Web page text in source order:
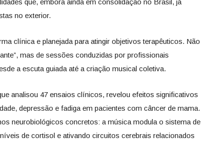
no exterior.
clínica e planejada para atingir objetivos terapêuticos. Não
mas de sessões conduzidas por profissionais
a escuta guiada até a criação musical coletiva.
analisou 47 ensaios clínicos, revelou efeitos significativos
depressão e fadiga em pacientes com câncer de mama.
neurobiológicos concretos: a música modula o sistema de
de cortisol e ativando circuitos cerebrais relacionados